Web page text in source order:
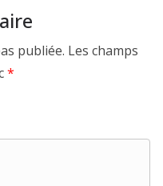
publiée. Les champs
*